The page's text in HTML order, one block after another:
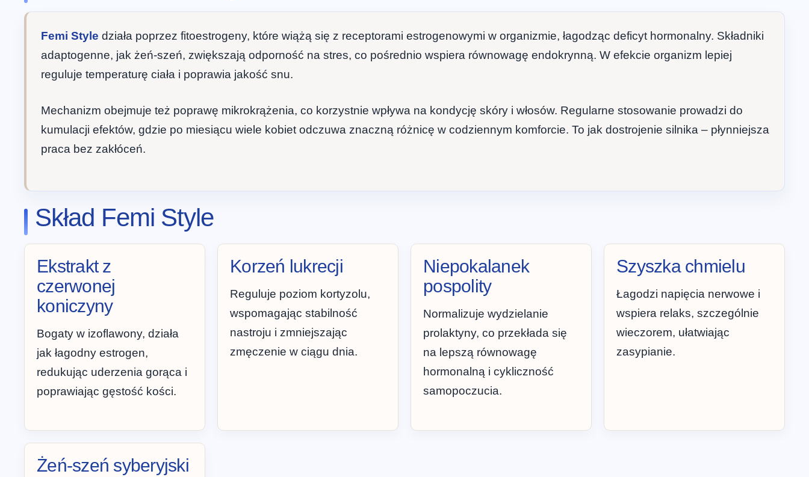
Femi Style działa poprzez fitoestrogeny, które wiążą się z receptorami estrogenowymi w organizmie, łagodząc deficyt hormonalny. Składniki
adaptogenne, jak żeń-szeń, zwiększają odporność na stres, co pośrednio wspiera równowagę endokrynną. W efekcie organizm lepiej
reguluje temperaturę ciała i poprawia jakość snu.
Mechanizm obejmuje też poprawę mikrokrążenia, co korzystnie wpływa na kondycję skóry i włosów. Regularne stosowanie prowadzi do
kumulacji efektów, gdzie po miesiącu wiele kobiet odczuwa znaczną różnicę w codziennym komforcie. To jak dostrojenie silnika – płynniejsza
praca bez zakłóceń.
Skład Femi Style
Ekstrakt z
czerwonej
koniczyny
Bogaty w izoflawony, działa
jak łagodny estrogen,
redukując uderzenia gorąca i
poprawiając gęstość kości.
Korzeń lukrecji
Reguluje poziom kortyzolu,
wspomagając stabilność
nastroju i zmniejszając
zmęczenie w ciągu dnia.
Niepokalanek
pospolity
Normalizuje wydzielanie
prolaktyny, co przekłada się
na lepszą równowagę
hormonalną i cykliczność
samopoczucia.
Szyszka chmielu
Łagodzi napięcia nerwowe i
wspiera relaks, szczególnie
wieczorem, ułatwiając
zasypianie.
Żeń-szeń syberyjski